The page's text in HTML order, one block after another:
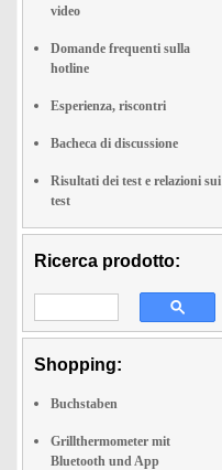
video
Domande frequenti sulla
hotline
Esperienza, riscontri
Bacheca di discussione
Risultati dei test e relazioni sui
test
Ricerca prodotto:
Shopping:
Buchstaben
Grillthermometer mit
Bluetooth und App